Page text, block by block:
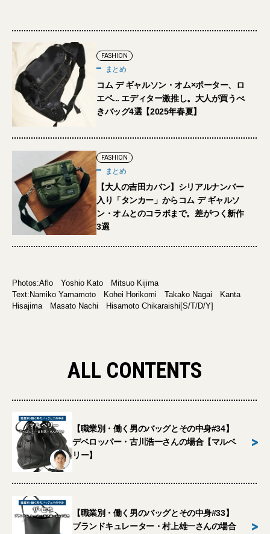
FASHION
まとめ
コム デ ギャルソン・オム×ポーター、ロ
エベ... エディター激推し。大人が買うべ
きバッグ4選【2025年春夏】
FASHION
まとめ
【大人の吉田カバン】シリアルナンバー
入り「タンカー」からコム デ ギャルソ
ン・オムとのコラボまで。差がつく新作
3選
Photos:Aflo Yoshio Kato Mitsuo Kijima
Text:Namiko Yamamoto Kohei Horikomi Takako Nagai Kanta
Hisajima Masato Nachi Hisamoto Chikaraishi[S/T/D/Y]
ALL CONTENTS
【職業別・働く男のバッグとその中身#34】
デベロッパー・古川浩一さんの場合【マルベ
リー】
>
【職業別・働く男のバッグとその中身#33】
ブランドキュレーター・村上雄一さんの場合
>